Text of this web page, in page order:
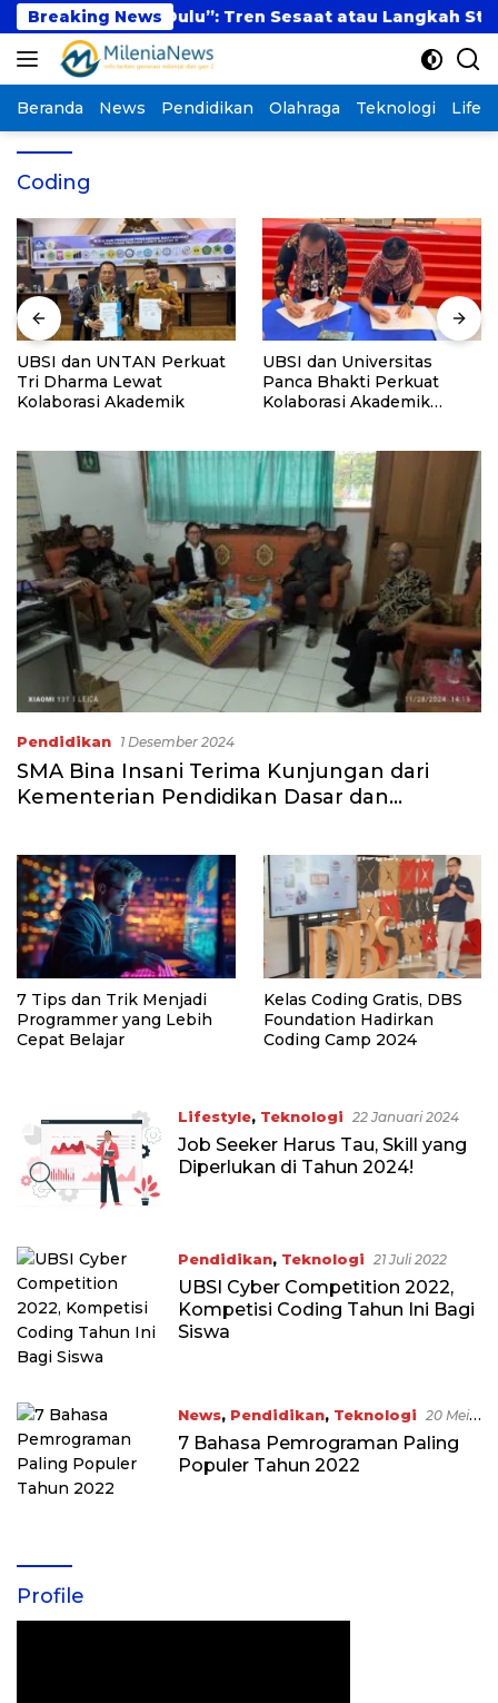
Langsung
ke
konten
Breaking News
“Kabur Aja Dulu”: Tren Sesaat atau Langkah
Beranda News Pendidikan Olahraga Teknologi
Coding
UBSI dan UNTAN Perkuat
Tri Dharma Lewat
Kolaborasi Akademik
UBSI dan Universitas
Panca Bhakti Perkuat
Kolaborasi Akademik
Pendidikan 1 Desember 2024
SMA Bina Insani Terima Kunjungan dari
Kementerian Pendidikan Dasar dan
7 Tips dan Trik Menjadi
Programmer yang Lebih
Cepat Belajar
Kelas Coding Gratis, DBS
Foundation Hadirkan
Coding Camp 2024
Lifestyle, Teknologi 22 Januari 2024
Job Seeker Harus Tau, Skill yang
Diperlukan di Tahun 2024!
Pendidikan, Teknologi 21 Juli 2022
UBSI Cyber Competition 2022,
Kompetisi Coding Tahun Ini Bagi
Siswa
News, Pendidikan, Teknologi 20 Mei
2022
7 Bahasa Pemrograman Paling
Populer Tahun 2022
Profile